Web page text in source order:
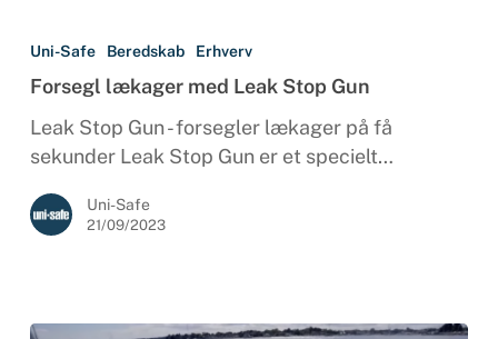
Leak
Stop
Gun
Uni-Safe Beredskab Erhverv
Forsegl lækager med Leak Stop Gun
Leak Stop Gun - forsegler lækager på få
sekunder Leak Stop Gun er et specielt…
Uni-Safe
21/09/2023